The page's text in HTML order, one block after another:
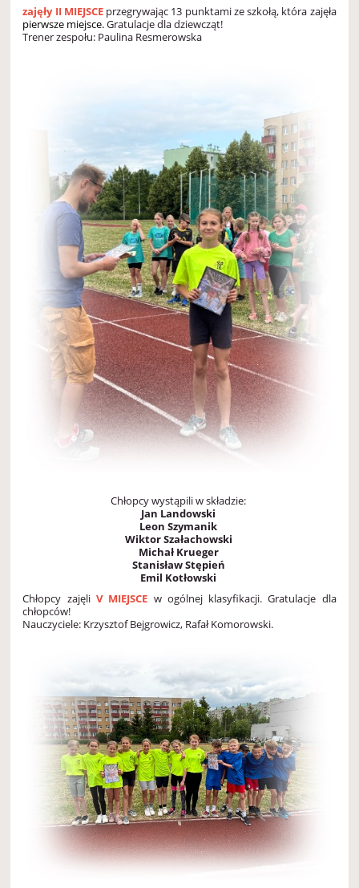
zajęły II MIEJSCEprzegrywając 13 punktami ze szkołą, która zajęła
pierwsze miejsce.Gratulacje dla dziewcząt!
Trener zespołu: Paulina Resmerowska
Chłopcy wystąpili w składzie:
Jan Landowski
Leon Szymanik
Wiktor Szałachowski
Michał Krueger
Stanisław Stępień
Emil Kotłowski
Chłopcy zajęli V MIEJSCE w ogólnej klasyfikacji. Gratulacje dla
chłopców!
Nauczyciele: Krzysztof Bejgrowicz, Rafał Komorowski.